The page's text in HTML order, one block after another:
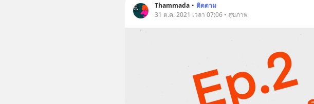
Thammada • ติดตาม
31 ต.ค. 2021 เวลา 07:06 • สุขภาพ